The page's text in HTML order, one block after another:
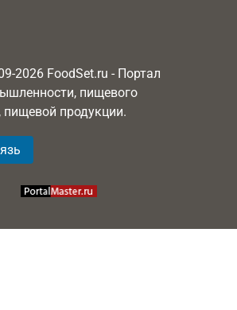
2026 FoodSet.ru - Портал
пищевого
пищевой продукции.